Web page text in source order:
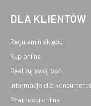
DLA KLIENTÓW
Regulamin sklepu
Kup online
Realizuj swój bon
Informacja dla
Płatności online